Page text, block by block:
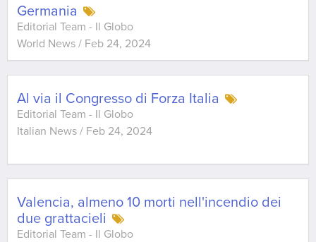
Germania
Editorial Team - Il Globo
World News / Feb 24, 2024
Al via il Congresso di Forza Italia
Editorial Team - Il Globo
Italian News / Feb 24, 2024
Valencia, almeno 10 morti nell'incendio dei
due grattacieli
Editorial Team - Il Globo